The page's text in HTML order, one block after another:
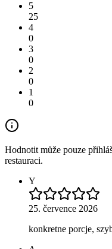
5
25
4
0
3
0
2
0
1
0
Hodnotit může pouze
restauraci.
Y
25. července 2026
konkretne porcje,